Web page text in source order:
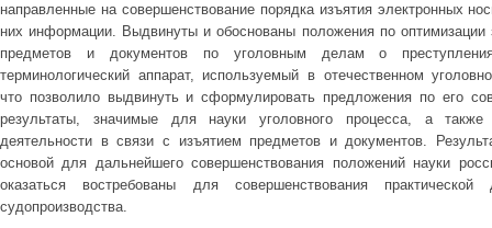
направленные на совершенствование порядка изъятия электронных
них информации. Выдвинуты и обоснованы положения по оптимизации
предметов и документов по уголовным делам о
терминологический аппарат, используемый в отечественном
что позволило выдвинуть и сформулировать предложения по его
результаты, значимые для науки уголовного процесса, а также
деятельности в связи с изъятием предметов и документов.
основой для дальнейшего совершенствования положений науки
оказаться востребованы для совершенствования практической
судопроизводства.